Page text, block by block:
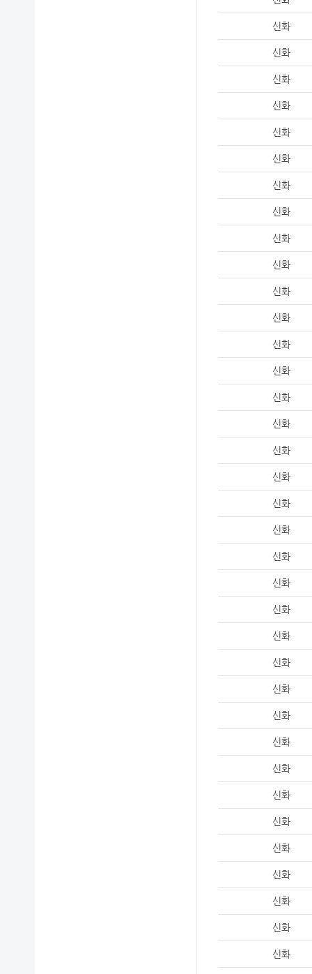
신화
신화
신화
신화
신화
신화
신화
신화
신화
신화
신화
신화
신화
신화
신화
신화
신화
신화
신화
신화
신화
신화
신화
신화
신화
신화
신화
신화
신화
신화
신화
신화
신화
신화
신화
신화